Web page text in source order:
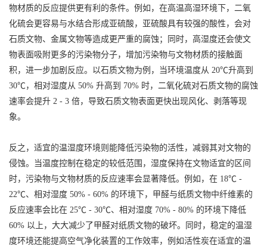
物材质的反应提供更有利的条件。例如，在高温高湿环境下，二氧
化硫会更容易与水结合形成亚硫酸，亚硫酸具有较强的酸性，会对
石质文物、金属文物等造成更严重的腐蚀；同时，高湿度还会使文
物表面吸附更多的污染物分子，增加污染物与文物材质的接触面
积，进一步加剧反应。以石质文物为例，当环境温度从 20℃升高到
30℃，相对湿度从 50% 升高到 70% 时，二氧化硫对石质文物的腐蚀
速率会提升 2 - 3 倍，导致石质文物表面更快出现风化、剥落等现
象。
反之，适宜的温湿度环境则能降低污染物的活性，减弱其对文物的
侵蚀。当温度控制在稳定的较低范围，湿度保持在文物适宜的区间
时，污染物与文物材质的反应速率会显著降低。例如，在 18℃ -
22℃、相对湿度 50% - 60% 的环境下，甲醛与纸质文物中纤维素的
反应速率会比在 25℃ - 30℃、相对湿度 70% - 80% 的环境下降低
60% 以上，大大减少了甲醛对纸质文物的破坏。同时，稳定的温湿
度环境还能提高空气净化装置的工作效率，例如活性炭在适宜的温